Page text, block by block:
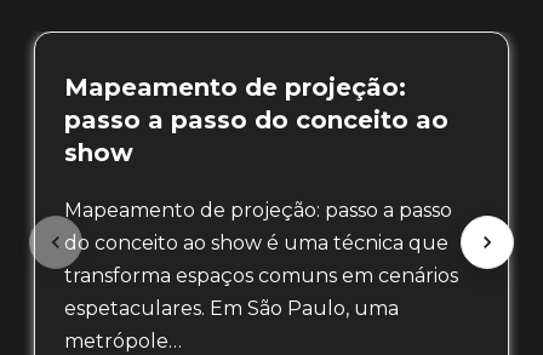
Mapeamento de projeção:
passo a passo do conceito ao
show
Mapeamento de projeção: passo a passo
do conceito ao show é uma técnica que
transforma espaços comuns em cenários
espetaculares. Em São Paulo, uma
metrópole…